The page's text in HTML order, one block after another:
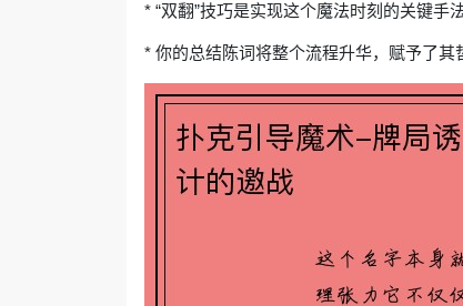
* “双翻”技巧是实现这个魔法时刻的关键手
* 你的总结陈词将整个流程升华，赋予了其